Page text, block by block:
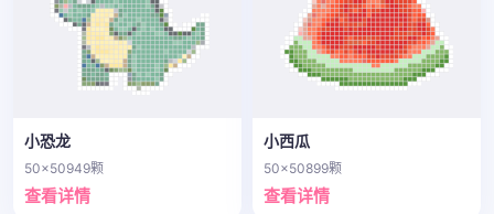
小恐龙
50x50949颗
查看详情
小西瓜
50x50899颗
查看详情